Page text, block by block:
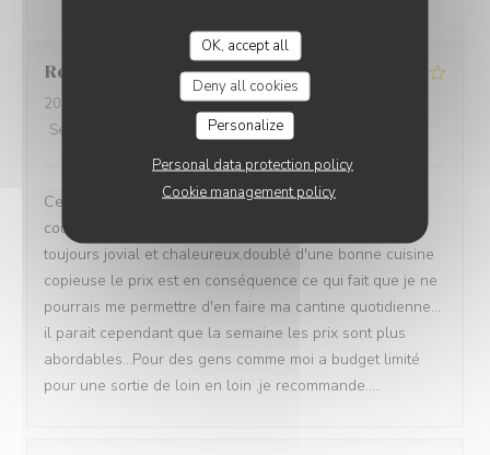
OK, accept all
Deny all cookies
Personalize
Personal data protection policy
Cookie management policy
Réthoré
2026-08-01
- 20:00 - Guests 2
Service
4/5 Food:4
Cela fait maintenant 4 ou 5 fois que je vais diner en
couple le samedi soir dans ce restaurant l'acceuille
toujours jovial et chaleureux,doublé d'une bonne cuisine
copieuse le prix est en conséquence ce qui fait que je ne
pourrais me permettre d'en faire ma cantine quotidienne...
il parait cependant que la semaine les prix sont plus
abordables...Pour des gens comme moi a budget limité
pour une sortie de loin en loin ,je recommande.....